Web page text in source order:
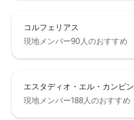
コルフェリアス
現地メンバー90人のおすすめ
エスタディオ・エル・カンピン
現地メンバー188人のおすすめ